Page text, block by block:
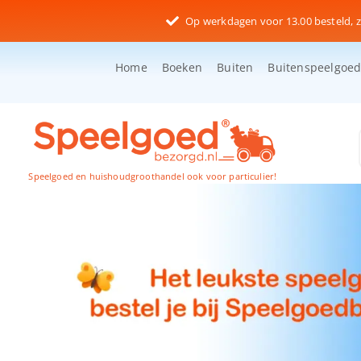
inhoud
Op werkdagen voor 13.00 besteld,
Home Boeken Buiten Buitenspeelgoed
Speelgoed en huishoudgroothandel ook voor particulier!